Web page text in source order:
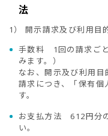
法
1）
開示請求及び利用目
手数料 1回の請求ご
みます。）
なお、開示及び利用
請求につき、「保有個
す。
お支払方法 612円分
い。